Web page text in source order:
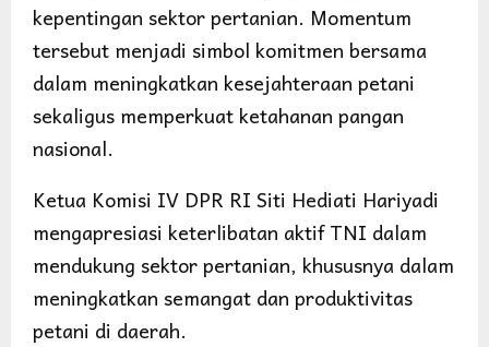
kepentingan sektor pertanian. Momentum
tersebut menjadi simbol komitmen bersama
dalam meningkatkan kesejahteraan petani
sekaligus memperkuat ketahanan pangan
nasional.
Ketua Komisi IV DPR RI Siti Hediati Hariyadi
mengapresiasi keterlibatan aktif TNI dalam
mendukung sektor pertanian, khususnya dalam
meningkatkan semangat dan produktivitas
petani di daerah.